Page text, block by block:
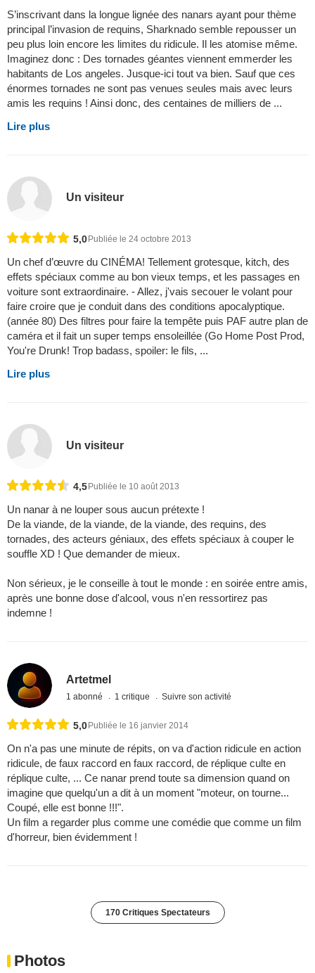
S’inscrivant dans la longue lignée des nanars ayant pour thème
principal l’invasion de requins, Sharknado semble repousser un
peu plus loin encore les limites du ridicule. Il les atomise même.
Imaginez donc : Des tornades géantes viennent emmerder les
habitants de Los angeles. Jusque-ici tout va bien. Sauf que ces
énormes tornades ne sont pas venues seules mais avec leurs
amis les requins ! Ainsi donc, des centaines de milliers de ...
Lire plus
Un visiteur
5,0 Publiée le 24 octobre 2013
Un chef d’œuvre du CINÉMA! Tellement grotesque, kitch, des
effets spéciaux comme au bon vieux temps, et les passages en
voiture sont extraordinaire. - Allez, j'vais secouer le volant pour
faire croire que je conduit dans des conditions apocalyptique.
(année 80) Des filtres pour faire la tempête puis PAF autre plan de
caméra et il fait un super temps ensoleillée (Go Home Post Prod,
You're Drunk! Trop badass, spoiler: le fils, ...
Lire plus
Un visiteur
4,5 Publiée le 10 août 2013
Un nanar à ne louper sous aucun prétexte !
De la viande, de la viande, de la viande, des requins, des
tornades, des acteurs géniaux, des effets spéciaux à couper le
souffle XD ! Que demander de mieux.
Non sérieux, je le conseille à tout le monde : en soirée entre amis,
après une bonne dose d'alcool, vous n'en ressortirez pas
indemne !
Artetmel
1 abonné 1 critique Suivre son activité
5,0 Publiée le 16 janvier 2014
On n'a pas une minute de répits, on va d'action ridicule en action
ridicule, de faux raccord en faux raccord, de réplique culte en
réplique culte, ... Ce nanar prend toute sa dimension quand on
imagine que quelqu'un a dit à un moment "moteur, on tourne...
Coupé, elle est bonne !!!".
Un film a regarder plus comme une comédie que comme un film
d'horreur, bien évidemment !
170 Critiques Spectateurs
Photos